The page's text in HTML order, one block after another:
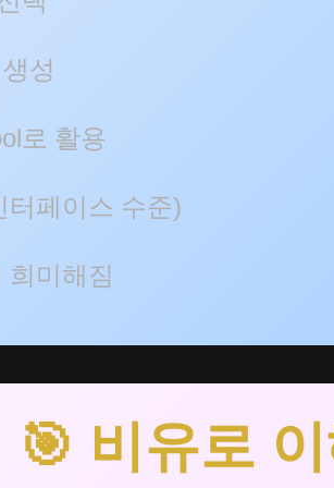
성
로 활용
터페이스 수준)
미해짐
🎯 비유로